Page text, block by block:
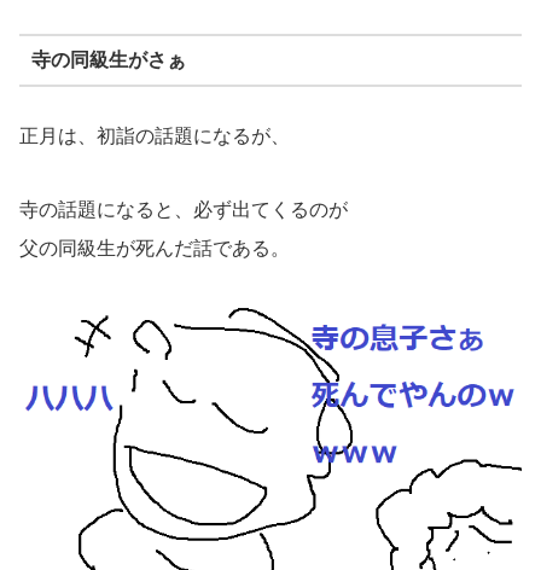
寺の同級生がさぁ
正月は、初詣の話題になるが、
寺の話題になると、必ず出てくるのが
父の同級生が死んだ話である。